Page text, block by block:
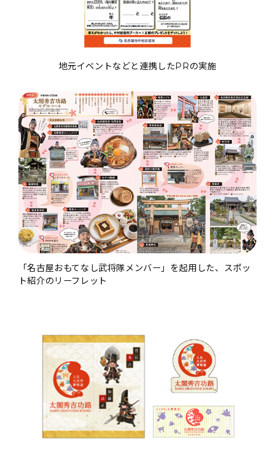
地元イベントなどと連携したPRの実施
「名古屋おもてなし武将隊メンバー」を起用した、スポッ
ト紹介のリーフレット